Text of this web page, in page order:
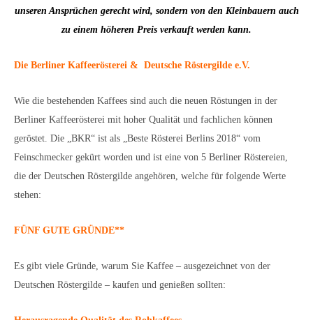
unseren Ansprüchen gerecht wird, sondern von den Kleinbauern auch
zu einem höheren Preis verkauft werden kann.
Die Berliner Kaffeerösterei & Deutsche Röstergilde e.V.
Wie die bestehenden Kaffees sind auch die neuen Röstungen in der
Berliner Kaffeerösterei mit hoher Qualität und fachlichen können
geröstet. Die „BKR“ ist als „Beste Rösterei Berlins 2018“ vom
Feinschmecker gekürt worden und ist eine von 5 Berliner Röstereien,
die der Deutschen Röstergilde angehören, welche für folgende Werte
stehen:
FÜNF GUTE GRÜNDE**
Es gibt viele Gründe, warum Sie Kaffee – ausgezeichnet von der
Deutschen Röstergilde – kaufen und genießen sollten: